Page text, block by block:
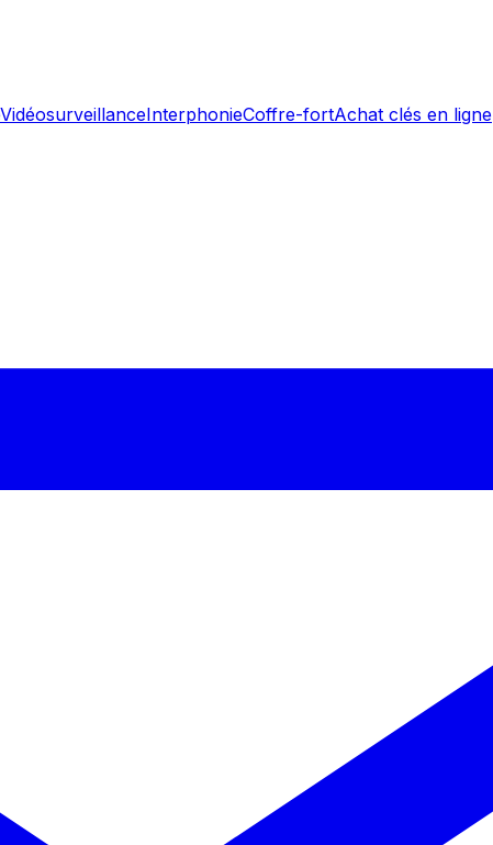
VidéosurveillanceInterphonieCoffre-fortAchat clés en ligne